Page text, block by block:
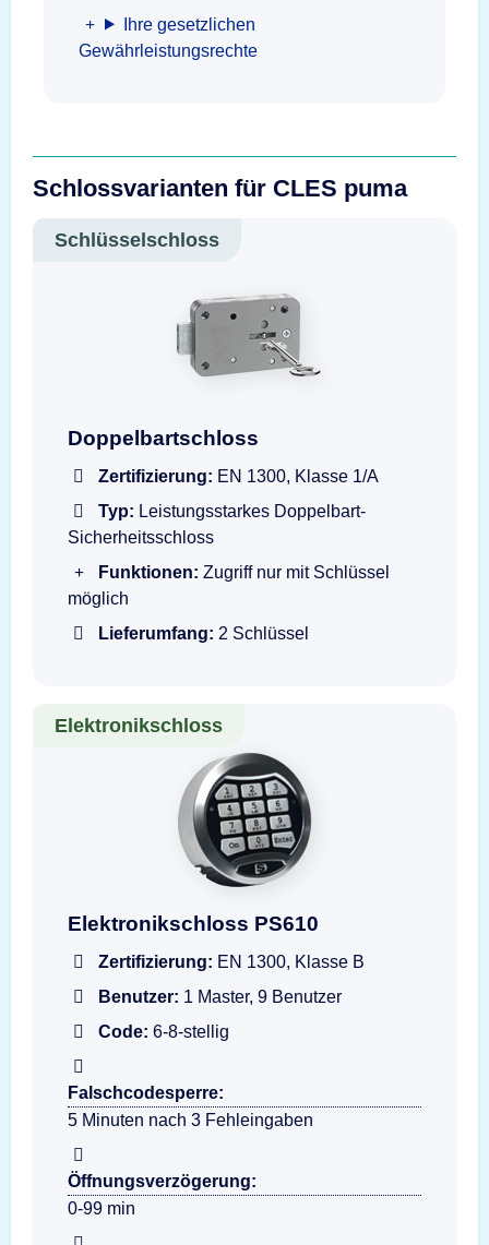
Ihre gesetzlichen
Gewährleistungsrechte
Schlossvarianten für CLES puma
Schlüsselschloss
Doppelbartschloss mit Schlüssel
Doppelbartschloss
Zertifizierung: EN 1300, Klasse 1/A
Typ: Leistungsstarkes Doppelbart-
Sicherheitsschloss
Funktionen: Zugriff nur mit Schlüssel
möglich
Lieferumfang: 2 Schlüssel
Elektronikschloss
Darstellung der Eingabeeinheit PS610
Elektronikschloss PS610
Zertifizierung: EN 1300, Klasse B
Benutzer: 1 Master, 9 Benutzer
Code: 6-8-stellig
Falschcodesperre:
5 Minuten nach 3 Fehleingaben
Öffnungsverzögerung:
0-99 min